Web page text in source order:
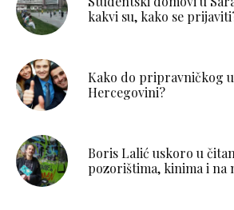
kakvi su, kako se
Kako do pripravničkog
Hercegovini?
Boris Lalić uskoro u
pozorištima, kinima i na